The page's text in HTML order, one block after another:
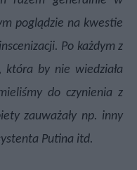
poglądzie na kwestie
Po każdym z
która by nie wiedziała
do czynienia z
zauważały np. inny
Putina itd.